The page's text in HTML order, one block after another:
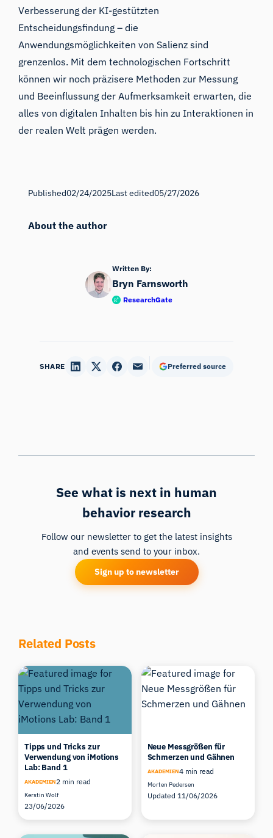
Verbesserung der KI-gestützten
Entscheidungsfindung – die
Anwendungsmöglichkeiten von Salienz sind
grenzenlos. Mit dem technologischen Fortschritt
können wir noch präzisere Methoden zur Messung
und Beeinflussung der Aufmerksamkeit erwarten, die
alles von digitalen Inhalten bis hin zu Interaktionen in
der realen Welt prägen werden.
Published02/24/2025Last edited05/27/2026
About the author
Written By:
Bryn Farnsworth
ResearchGate
SHARE Preferred source
See what is next in human
behavior research
Follow our newsletter to get the latest insights
and events send to your inbox.
Sign up to newsletter
Related Posts
Tipps und Tricks zur
Verwendung von iMotions
Lab: Band 1
AKADEMIEN2 min read
Kerstin Wolf
23/06/2026
Neue Messgrößen für
Schmerzen und Gähnen
AKADEMIEN4 min read
Morten Pedersen
Updated 11/06/2026